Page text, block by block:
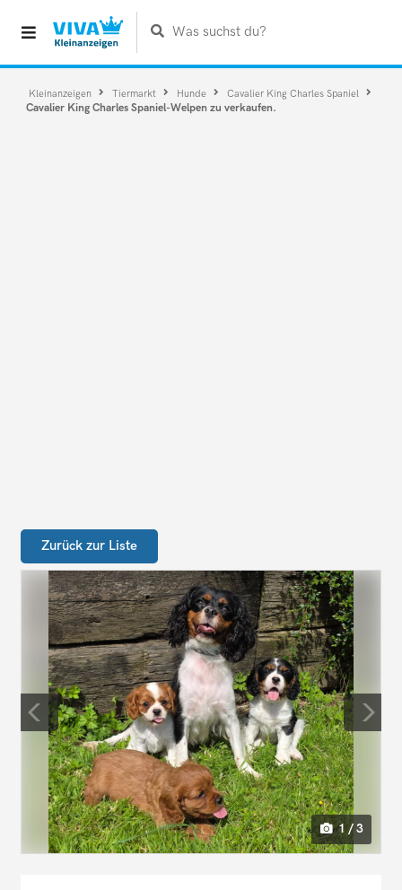
Was suchst du?
Kleinanzeigen Tiermarkt Hunde Cavalier King Charles Spaniel
Cavalier King Charles Spaniel-Welpen zu verkaufen.
Zurück zur Liste
1 / 3